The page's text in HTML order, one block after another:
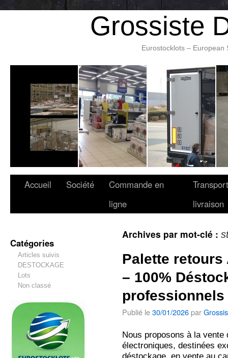
Grossiste
Eurostocklots –
Accueil Société
Commande en
ligne
livraison
Catégories
Articles suivis
DESTOCKAGE
Lots
Non classé
Archives par mot-clé :
Palette retours
– 100%
professionnels
Publié le30/01/2026par
Nous proposons à la
électroniques, destinées
déstockage, en vente au